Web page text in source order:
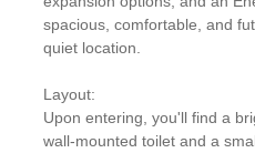
spacious, comfortable, and
quiet location.
Layout:
Upon entering, you'll find a
wall-mounted toilet and a